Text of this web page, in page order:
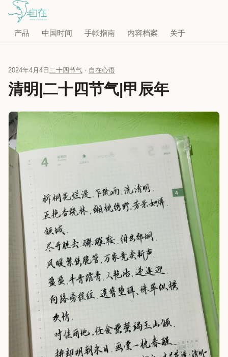
产品 中国时间 手帐指南 内容档案 关于
2024年4月4日 二十四节气 · 自在心语
清明|二十四节气|甲辰年